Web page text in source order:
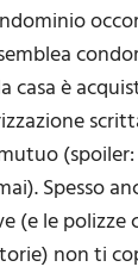
casa è
Spesso
(e le polizze
non ti